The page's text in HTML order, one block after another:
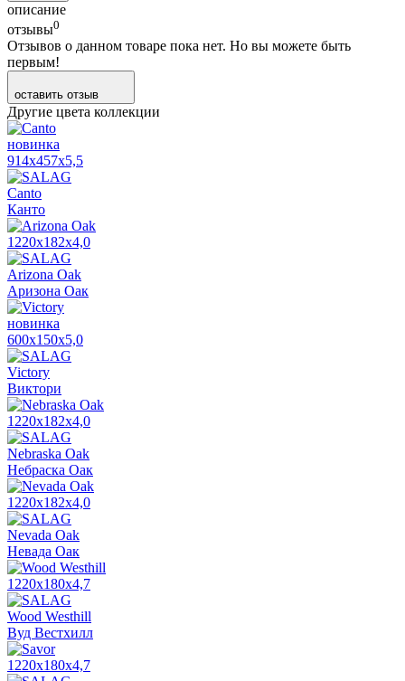
описание
отзывы0
Отзывов о данном товаре пока нет. Но вы можете быть
первым!
оставить отзыв
Другие цвета коллекции
новинка
914x457x5,5
Canto
Канто
1220x182x4,0
Arizona Oak
Аризона Оак
новинка
600x150x5,0
Victory
Виктори
1220x182x4,0
Nebraska Oak
Небраска Оак
1220x182x4,0
Nevada Oak
Невада Оак
1220x180x4,7
Wood Westhill
Вуд Вестхилл
1220x180x4,7